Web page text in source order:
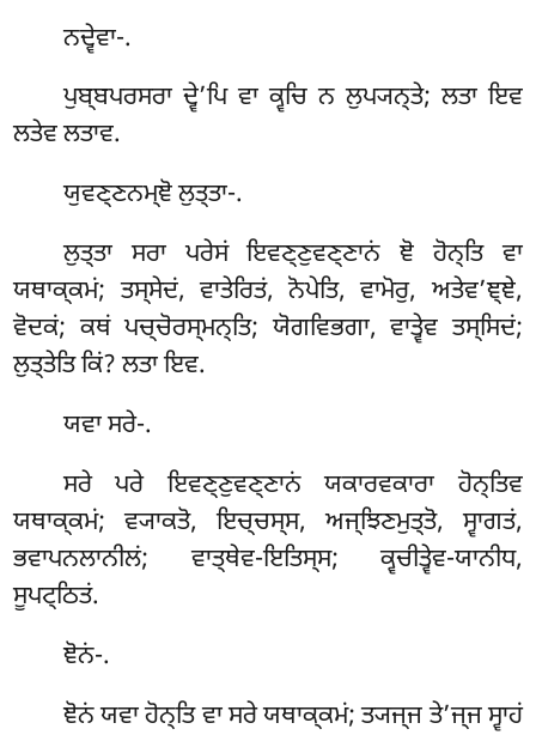
ਨਦ੍ਵੇਵਾ-.
ਪੁਬ੍ਬਪਰਸਰਾ ਦ੍ਵੇ’ਪਿ ਵਾ ਕ੍ਵਚਿ ਨ ਲੁਪ੍ਯਨ੍ਤੇ; ਲਤਾ ਇਵ
ਲਤੇਵ ਲਤਾਵ.
ਯੁਵਣ੍ਣਨਮ੍ਞੋ ਲੁਤ੍ਤਾ-.
ਲੁਤ੍ਤਾ ਸਰਾ ਪਰੇਸਂ ਇਵਣ੍ਣੁਵਣ੍ਣਾਨਂ ਞੋ ਹੋਨ੍ਤਿ ਵਾ
ਯਥਾਕ੍ਕਮਂ; ਤਸ੍ਸੇਦਂ, ਵਾਤੇਰਿਤਂ, ਨੋਪੇਤਿ, ਵਾਮੋਰੁ, ਅਤੇਵ’ਞ੍ਞੇ,
ਵੋਦਕਂ; ਕਥਂ ਪਚ੍ਚੋਰਸ੍ਮਨ੍ਤਿ; ਯੋਗਵਿਭਗਾ, ਵਾਤ੍ਵੇਵ ਤਸ੍ਸਿਦਂ;
ਲੁਤ੍ਤੇਤਿ ਕਿਂ? ਲਤਾ ਇਵ.
ਯਵਾਸਰੇ-.
ਸਰੇ ਪਰੇ ਇਵਣ੍ਣੁਵਣ੍ਣਾਨਂ ਯਕਾਰਵਕਾਰਾ ਹੋਨ੍ਤਿਵ
ਯਥਾਕ੍ਕਮਂ; ਵ੍ਯਾਕਤੋ, ਇਚ੍ਚਸ੍ਸ, ਅਜ੍ਝਿਣਮੁਤ੍ਤੋ, ਸ੍ਵਾਗਤਂ,
ਭਵਾਪਨਲਾਨੀਲਂ; ਵਾਤ੍ਥੇਵ-ਇਤਿਸ੍ਸ; ਕ੍ਵਚੀਤ੍ਵੇਵ-ਯਾਨੀਧ,
ਸੂਪਟ੍ਠਿਤਂ.
ਞੋਨਂ-.
ਞੋਨਂ ਯਵਾ ਹੋਨ੍ਤਿ ਵਾ ਸਰੇ ਯਥਾਕ੍ਕਮਂ; ਤ੍ਯਜ੍ਜ ਤੇ’ਜ੍ਜ ਸ੍ਵਾਹਂ